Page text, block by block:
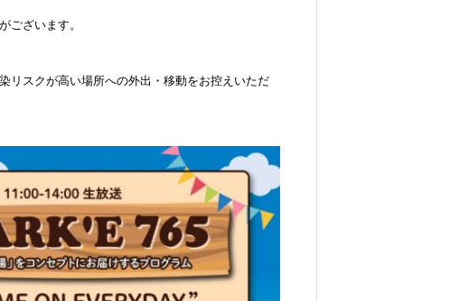
ございます。
リスクが高い場所への外出・移動をお控えいただ